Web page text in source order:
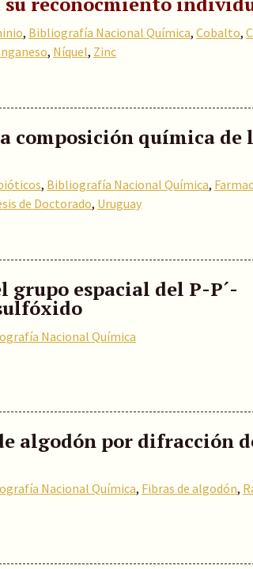
, Bibliografía Nacional Química, Cobalto,
, Níquel, Zinc
composición química de
, Bibliografía Nacional Química,
de Doctorado, Uruguay
espacial del P-P´-
Nacional Química
algodón por difracción
Nacional Química, Fibras de algodón,